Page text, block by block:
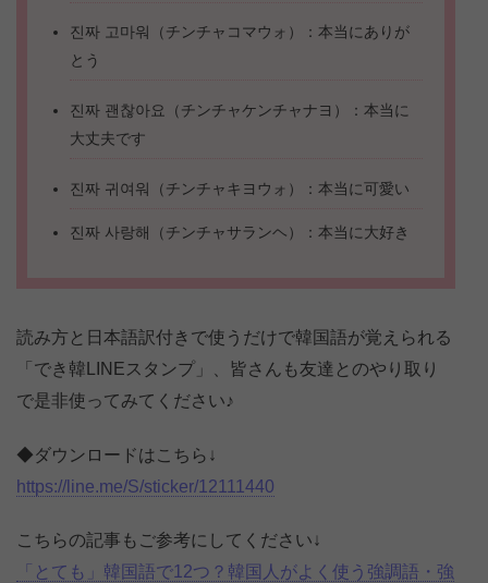
진짜 고마워（チンチャコマウォ）：本当にありが
とう
진짜 괜찮아요（チンチャケンチャナヨ）：本当に
大丈夫です
진짜 귀여워（チンチャキヨウォ）：本当に可愛い
진짜 사랑해（チンチャサランヘ）：本当に大好き
読み方と日本語訳付きで使うだけで韓国語が覚えられる
「でき韓LINEスタンプ」、皆さんも友達とのやり取り
で是非使ってみてください♪
◆ダウンロードはこちら↓
https://line.me/S/sticker/12111440
こちらの記事もご参考にしてください↓
「とても」韓国語で12つ？韓国人がよく使う強調語・強